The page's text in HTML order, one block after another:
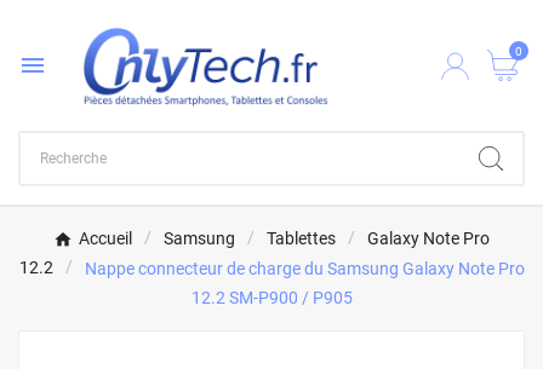
 0
Accueil Samsung Tablettes
Galaxy Note Pro
12.2
Nappe connecteur de charge du Samsung Galaxy Note Pro
12.2 SM-P900 / P905